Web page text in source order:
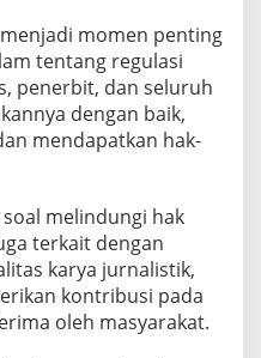
momen penting
tentang regulasi
penerbit, dan seluruh
dengan baik,
mendapatkan hak-
melindungi hak
terkait dengan
karya jurnalistik,
kontribusi pada
oleh masyarakat.